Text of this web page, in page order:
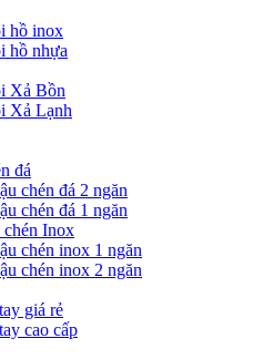
hồ inox
hồ nhựa
Xả Bồn
Xả Lạnh
đá
chén đá 2 ngăn
chén đá 1 ngăn
chén Inox
chén inox 1 ngăn
chén inox 2 ngăn
giá rẻ
cao cấp